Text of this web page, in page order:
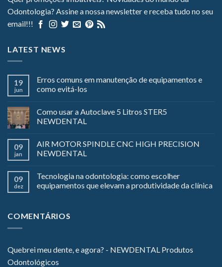
Odontologia? Assine a nossa newsletter e receba tudo no seu
email!!!
LATEST NEWS
19
jun
Erros comuns em manutenção de equipamentos e
como evitá-los
Como usar a Autoclave 5 Litros STER5
NEWDENTAL
09
jan
AIR MOTOR SPINDLE CNC HIGH PRECISION
NEWDENTAL
09
dez
Tecnologia na odontologia: como escolher
equipamentos que elevam a produtividade da clínica
COMENTÁRIOS
Quebrei meu dente, e agora? - NEWDENTAL Produtos
Odontológicos